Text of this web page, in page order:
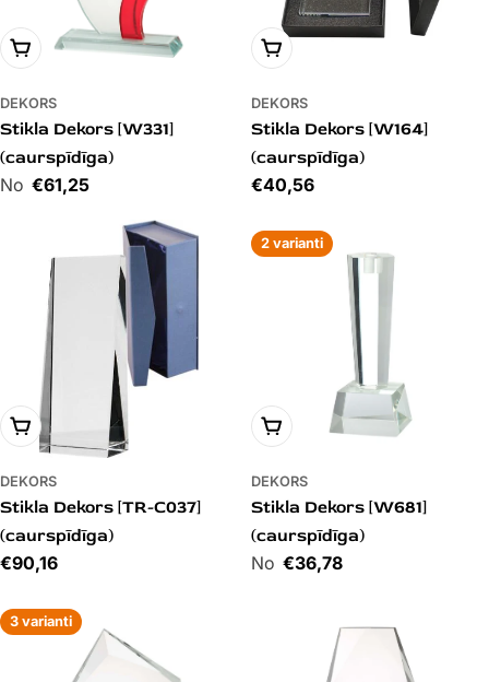
PIEVIENOT GROZAM
DEKORS
Stikla Dekors [W331]
(caurspīdīga)
Cena€61,25
PIEVIENOT GROZAM
DEKORS
Stikla Dekors [W164]
(caurspīdīga)
Cena
€40,56
PIEVIENOT GROZAM
DEKORS
Stikla Dekors [TR-C037]
(caurspīdīga)
Cena
€90,16
2 varianti
PIEVIENOT GROZAM
DEKORS
Stikla Dekors [W681]
(caurspīdīga)
Cena€36,78
3 varianti